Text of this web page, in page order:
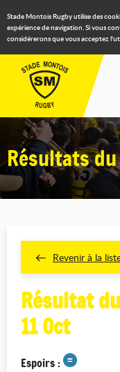
Stade Montois Rugby utilise des
expérience de navigation. Si vous
considérerons que vous acceptez
Résultats
Revenir à la
Résultat
11 Oct
Espoirs :